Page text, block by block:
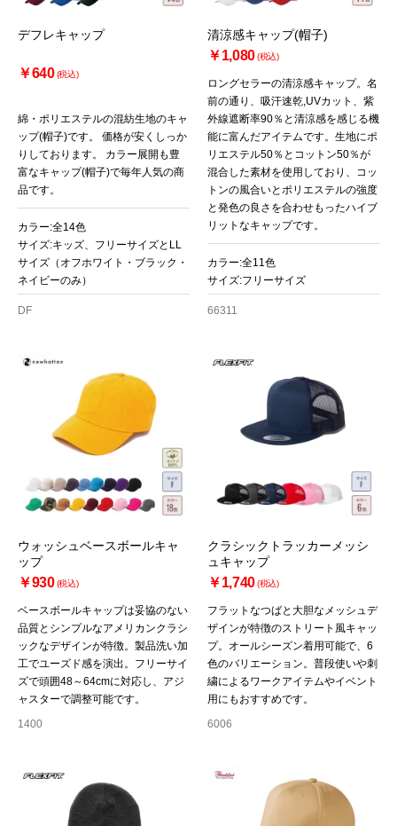
デフレキャップ
￥640 (税込)
綿・ポリエステルの混紡生地のキャ
ップ(帽子)です。 価格が安くしっか
りしております。 カラー展開も豊
富なキャップ(帽子)で毎年人気の商
品です。
カラー:全14色
サイズ:キッズ、フリーサイズとLL
サイズ（オフホワイト・ブラック・
ネイビーのみ）
DF
清涼感キャップ(帽子)
￥1,080(税込)
ロングセラーの清涼感キャップ。名
前の通り、吸汗速乾,UVカット、紫
外線遮断率90％と清涼感を感じる機
能に富んだアイテムです。生地にポ
リエステル50％とコットン50％が
混合した素材を使用しており、コッ
トンの風合いとポリエステルの強度
と発色の良さを合わせもったハイブ
リットなキャップです。
カラー:全11色
サイズ:フリーサイズ
66311
ウォッシュベースボールキャ
ップ
￥930 (税込)
ベースボールキャップは妥協のない
品質とシンプルなアメリカンクラシ
ックなデザインが特徴。製品洗い加
工でユーズド感を演出。フリーサイ
ズで頭囲48～64cmに対応し、アジ
ャスターで調整可能です。
1400
クラシックトラッカーメッシ
ュキャップ
￥1,740(税込)
フラットなつばと大胆なメッシュデ
ザインが特徴のストリート風キャッ
プ。オールシーズン着用可能で、6
色のバリエーション。普段使いや刺
繍によるワークアイテムやイベント
用にもおすすめです。
6006